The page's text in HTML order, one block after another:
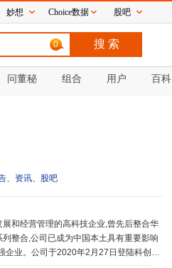
0
问董秘 组合 用户 百科
、 资讯、 股吧
整合,公司已成为中国本土具有重要影响
企业。公司于2020年2月27日登陆科创板
妙想 Choice数据 股吧